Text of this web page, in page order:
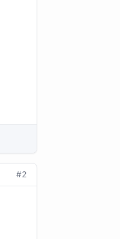
#2